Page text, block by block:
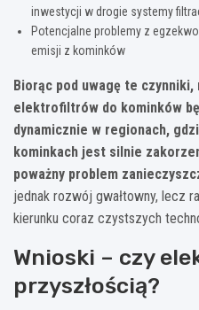
inwestycji w drogie systemy
Potencjalne problemy z
emisji z kominków
Biorąc pod uwagę te
elektrofiltrów do kominków
dynamicznie w regionach,
kominkach jest silnie
poważny problem
jednak rozwój gwałtowny, lecz
kierunku coraz czystszych
Wnioski – czy
przyszłością?